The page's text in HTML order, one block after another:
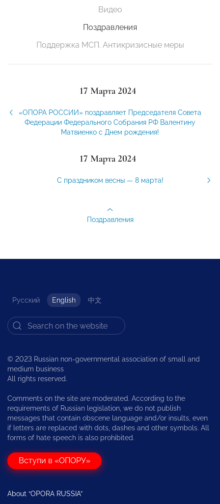
Видео
Поздравления
Поддержка МСП. Антикризисные меры
17 Марта 2024
«ОПОРА РОССИИ» поздравляет Председателя Совета
Федерации Федерального Собрания РФ Валентину
Матвиенко с Днем рождения!
17 Марта 2024
С праздником весны — 8 марта!
Поздравления
Русский English 中文
© 2023 Russian non-governmental association of small and
medium business
All rights reserved.
Comments on the site are moderated. According to the
requirements of Russian legislation, we do not publish
messages that contain obscene language and/or insults, even
if letters are replaced with dots, dashes and other symbols. All
forms of hate speech is also prohibited.
Вступи в «ОПОРУ»
About “OPORA RUSSIA”